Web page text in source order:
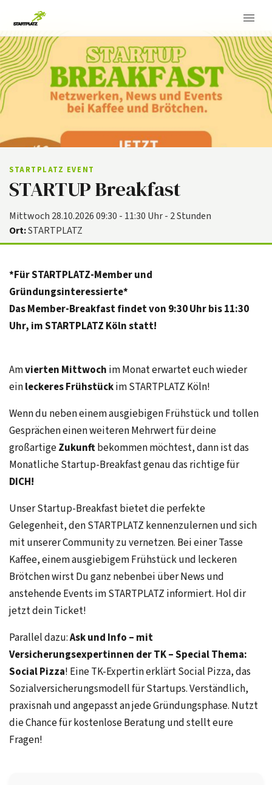
STARTPLATZ EVENT
STARTUP Breakfast
Mittwoch 28.10.2026 09:30 - 11:30 Uhr - 2 Stunden
Ort:STARTPLATZ
*Für STARTPLATZ-Member und
Gründungsinteressierte*
Das Member-Breakfast findet von 9:30 Uhr bis 11:30
Uhr, im STARTPLATZ Köln statt!
Amvierten Mittwoch im Monaterwartet euch wieder
einleckeres Frühstückim STARTPLATZ Köln!
Wenn du neben einem ausgiebigen Frühstück und tollen
Gesprächen einen weiteren Mehrwert für deine
großartigeZukunftbekommen möchtest, dann ist das
Monatliche Startup-Breakfast genau das richtige für
DICH!
Unser Startup-Breakfast bietet die perfekte
Gelegenheit, den STARTPLATZ kennenzulernen und sich
mit unserer Community zu vernetzen. Bei einer Tasse
Kaffee, einem ausgiebigem Frühstück und leckeren
Brötchen wirst Du ganz nebenbei über News und
anstehende Events im STARTPLATZ informiert. Hol dir
jetzt dein Ticket!
Parallel dazu:Ask und Info – mit
Versicherungsexpertinnen der TK – Special Thema:
Social Pizza! Eine TK-Expertin erklärt Social Pizza, das
Sozialversicherungsmodell für Startups. Verständlich,
praxisnah und angepasst an jede Gründungsphase. Nutzt
die Chance für kostenlose Beratung und stellt eure
Fragen!